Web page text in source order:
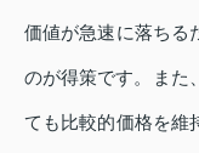
価値が急速に落ちる
のが得策です。また
ても比較的価格を維